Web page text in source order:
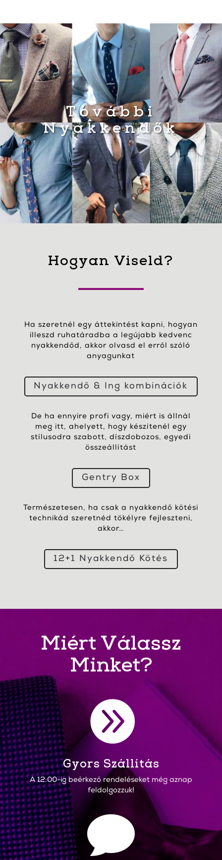
További
Nyakkendők
Hogyan Viseld?
Ha szeretnél egy áttekintést kapni, hogyan
illeszd ruhatáradba a legújabb kedvenc
nyakkendőd, akkor olvasd el erről szóló
anyagunkat
Nyakkendő & Ing kombinációk
De ha ennyire profi vagy, miért is állnál
meg itt, ahelyett, hogy készítenél egy
stílusodra szabott, díszdobozos, egyedi
összeállítást
Gentry Box
Természetesen, ha csak a nyakkendő kötési
technikád szeretnéd tökélyre fejleszteni,
akkor…
12+1 Nyakkendő Kötés
Miért Válassz
Minket?

Gyors Szállítás
A 12:00-ig beérkező rendeléseket még aznap
feldolgozzuk!
